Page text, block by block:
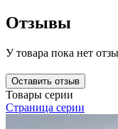
Отзывы
У товара пока нет
Оставить отзыв
Товары серии
Страница серии